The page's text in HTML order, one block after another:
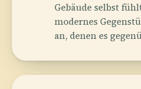
Gebäude selbst
modernes
an, denen es